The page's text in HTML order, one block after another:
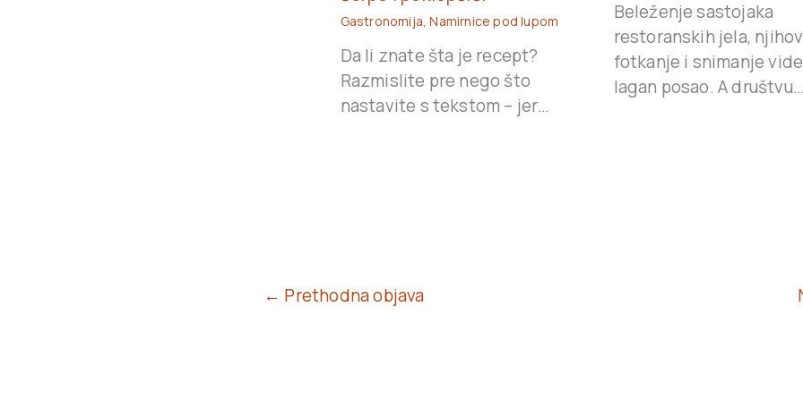
Gastronomija,Namirnice pod lupom
Da li znate šta je recept?
Razmislite pre nego što
nastavite s tekstom – jer…
Beleženje sastojaka
restoranskih jela,
fotkanje i snimanje
lagan posao. A društvu…
← Prethodna objava